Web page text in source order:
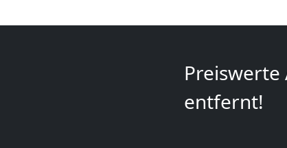
Preiswerte
entfernt!
Leonding